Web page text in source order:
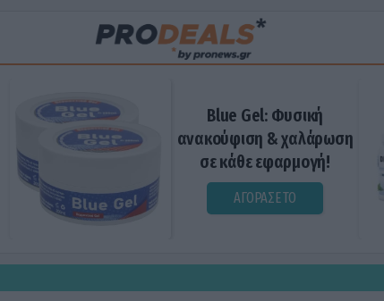
Blue Gel: Φυσική
ανακούφιση & χαλάρωση
σε κάθε εφαρμογή!
ΑΓΟΡΑΣΕ ΤΟ